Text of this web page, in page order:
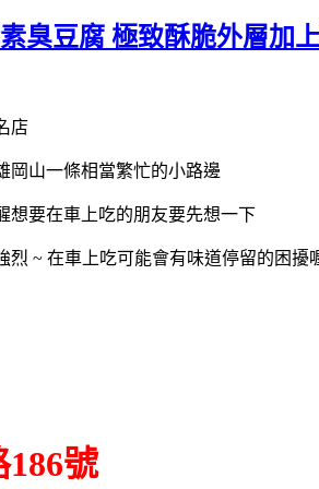
臭豆腐 極致酥脆外層加
店
岡山一條相當繁忙的小路邊
想要在車上吃的朋友要先想一下
烈 ~ 在車上吃可能會有味道停留的困擾
號